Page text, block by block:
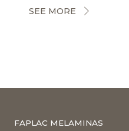
SEE MORE
FAPLAC MELAMINAS